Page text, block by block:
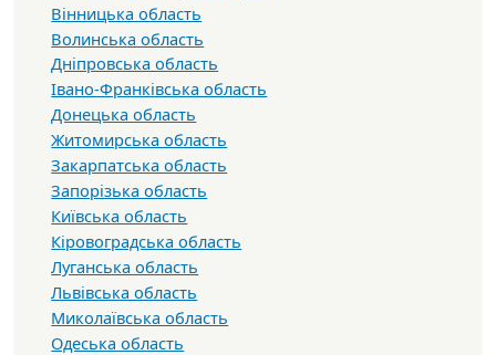
Вінницька область
Волинська область
Дніпровська область
Івано-Франківська область
Донецька область
Житомирська область
Закарпатська область
Запорізька область
Київська область
Кіровоградська область
Луганська область
Львівська область
Миколаївська область
Одеська область